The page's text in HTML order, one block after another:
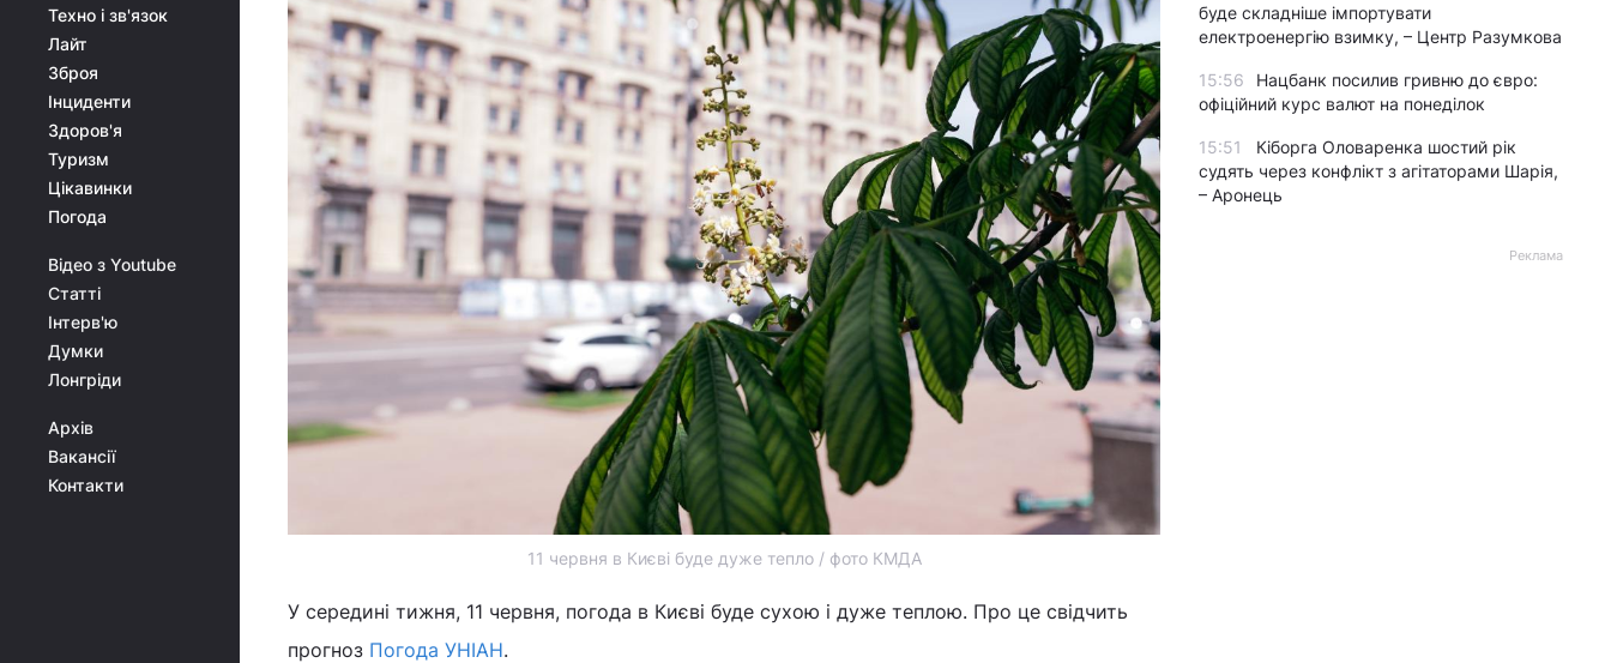
Техно і зв'язок
Лайт
Зброя
Інциденти
Здоров'я
Туризм
Цікавинки
Погода
Відео з Youtube
Статті
Інтерв'ю
Думки
Лонгріди
Архів
Вакансії
Контакти
11 червня в Києві буде дуже тепло / фото КМДА
У середині тижня, 11 червня, погода в Києві буде сухою і дуже теплою. Про це свідчить
прогноз Погода УНІАН.
буде складніше імпортувати
електроенергію взимку, – Центр Разумкова
15:56
Нацбанк посилив гривню до євро:
офіційний курс валют на понеділок
15:51
Кіборга Оловаренка шостий рік
судять через конфлікт з агітаторами Шарія,
– Аронець
Реклама